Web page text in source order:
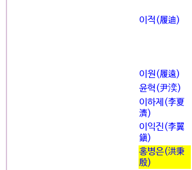
이적(履迪)
이원(履遠)
윤혁(尹湙)
이하제(李夏
濟)
이익진(李翼
鎭)
홍병은(洪秉
殷)